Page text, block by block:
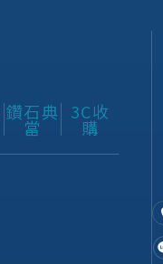
鑽石典
當
3C收
購